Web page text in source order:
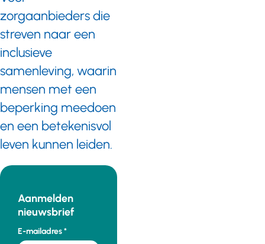
zorgaanbieders die
streven naar een
inclusieve
samenleving, waarin
mensen met een
beperking meedoen
en een betekenisvol
leven kunnen leiden.
Aanmelden
nieuwsbrief
E-mailadres